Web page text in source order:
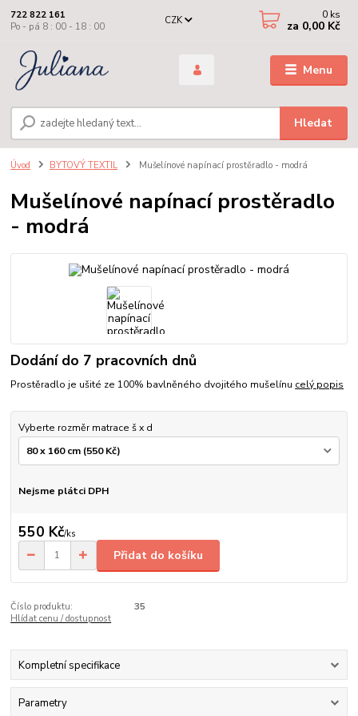
Menu
CZK
Hledat
722 822 161
Po - pá 8 : 00 - 18 : 00
0 ks
za 0,00 Kč
Úvod BYTOVÝ TEXTIL Mušelínové napínací prostěradlo - modrá
Mušelínové napínací prostěradlo
- modrá
Dodání do 7 pracovních dnů
Prostěradlo je ušité ze 100% bavlněného dvojitého mušelínu celý popis
Vyberte rozměr matrace š x d
Nejsme plátci DPH
550 Kč/ks
Přidat do košíku
Číslo produktu:
35
Hlídat cenu / dostupnost
Kompletní specifikace
Parametry